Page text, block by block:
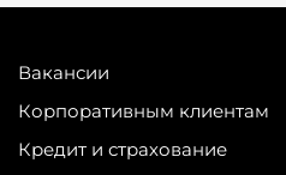
Вакансии
Корпоративным клиентам
Кредит и страхование